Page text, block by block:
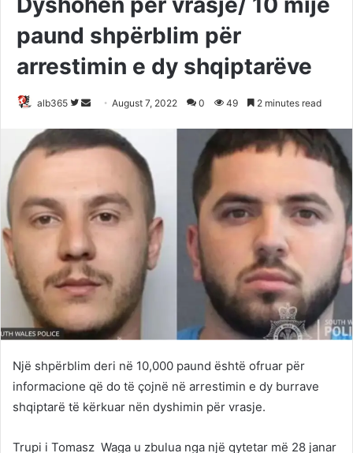
paund shpërblim për
arrestimin e dy shqiptarëve
alb365
Follow
Twitter
Send
email
August 7, 2022 0 49 2 minutes read
Një shpërblim deri në 10,000 paund është ofruar për
informacione që do të çojnë në arrestimin e dy burrave
shqiptarë të kërkuar nën dyshimin për vrasje.
Trupi i Tomasz Waga u zbulua nga një qytetar më 28 janar